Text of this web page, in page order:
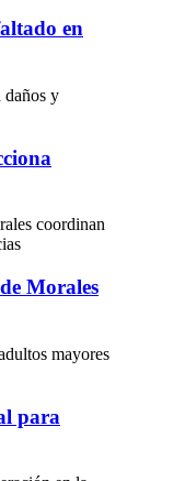
en
Morales
para